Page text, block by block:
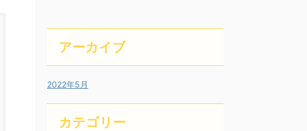
アーカイブ
2022年5月
カテゴリー